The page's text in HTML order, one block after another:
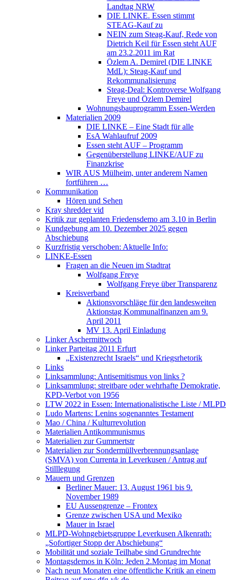
Landtag NRW
DIE LINKE. Essen stimmt
STEAG-Kauf zu
NEIN zum Steag-Kauf, Rede von
Dietrich Keil für Essen steht AUF
am 23.2.2011 im Rat
Özlem A. Demirel (DIE LINKE
MdL): Steag-Kauf und
Rekommunalisierung
Steag-Deal: Kontroverse Wolfgang
Freye und Özlem Demirel
Wohnungsbauprogramm Essen-Werden
Materialien 2009
DIE LINKE – Eine Stadt für alle
EsA Wahlaufruf 2009
Essen steht AUF – Programm
Gegenüberstellung LINKE/AUF zu
Finanzkrise
WIR AUS Mülheim, unter anderem Namen
fortführen …
Kommunikation
Hören und Sehen
Kray shredder vid
Kritik zur geplanten Friedensdemo am 3.10 in Berlin
Kundgebung am 10. Dezember 2025 gegen
Abschiebung
Kurzfristig verschoben: Aktuelle Info:
LINKE-Essen
Fragen an die Neuen im Stadtrat
Wolfgang Freye
Wolfgang Freye über Transparenz
Kreisverband
Aktionsvorschläge für den landesweiten
Aktionstag Kommunalfinanzen am 9.
April 2011
MV 13. April Einladung
Linker Aschermittwoch
Linker Parteitag 2011 Erfurt
„Existenzrecht Israels“ und Kriegsrhetorik
Links
Linksammlung: Antisemitismus von links ?
Linksammlung: streitbare oder wehrhafte Demokratie,
KPD-Verbot von 1956
LTW 2022 in Essen: Internationalistische Liste / MLPD
Ludo Martens: Lenins sogenanntes Testament
Mao / China / Kulturrevolution
Materialien Antikommunismus
Materialien zur Gummertstr
Materialien zur Sondermüllverbrennungsanlage
(SMVA) von Currenta in Leverkusen / Antrag auf
Stilllegung
Mauern und Grenzen
Berliner Mauer: 13. August 1961 bis 9.
November 1989
EU Aussengrenze – Frontex
Grenze zwischen USA und Mexiko
Mauer in Israel
MLPD-Wohngebietsgruppe Leverkusen Alkenrath:
„Sofortiger Stopp der Abschiebung“
Mobilität und soziale Teilhabe sind Grundrechte
Montagsdemos in Köln: Jeden 2.Montag im Monat
Nach neun Monaten eine öffentliche Kritik an einem